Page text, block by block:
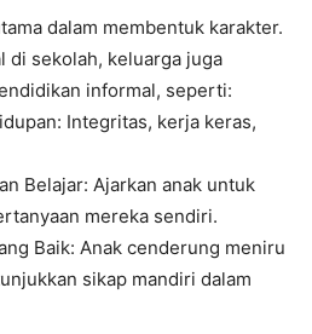
dalam membentuk karakter.
di sekolah, keluarga juga
informal, seperti:
Integritas, kerja keras,
Belajar: Ajarkan anak untuk
mereka sendiri.
Baik: Anak cenderung meniru
sikap mandiri dalam